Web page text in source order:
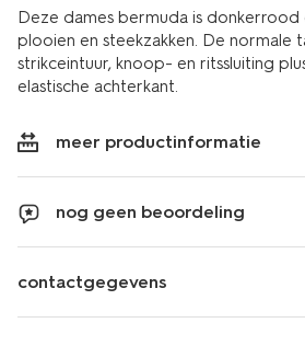
Deze dames bermuda is
plooien en steekzakken. De normale
strikceintuur, knoop- en ritssluiting
elastische achterkant.
meer productinformatie
nog geen beoordeling
contactgegevens